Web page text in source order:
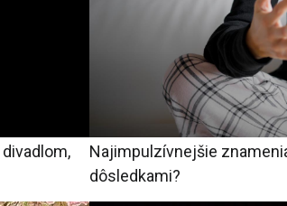
Najimpulzívnejšie
dôsledkami?